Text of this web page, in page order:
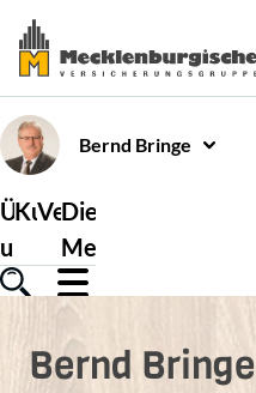
Bernd Bringe
Über
uns
Kundenservice
Versicherungen
Die
Mecklenburgische
Bernd Bringe